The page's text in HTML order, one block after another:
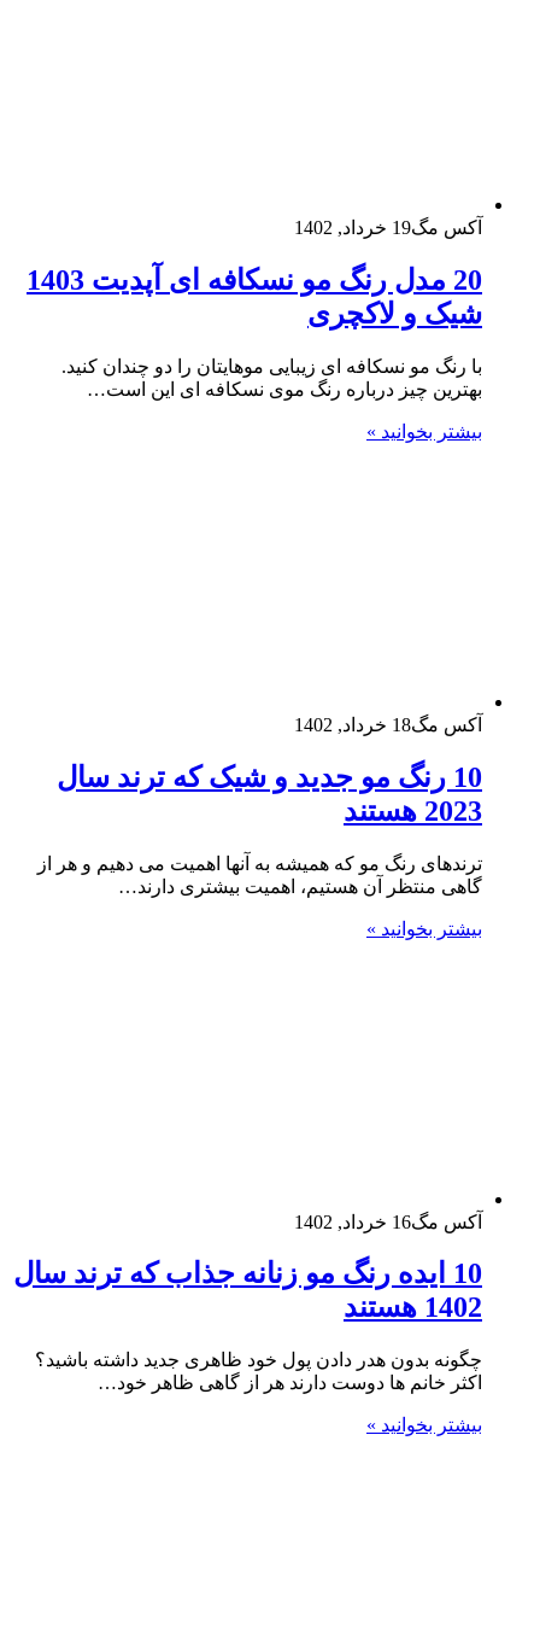
آکس مگ19 خرداد, 1402
20 مدل رنگ مو نسکافه ای آپدیت 1403
شیک و لاکچری
با رنگ مو نسکافه ای زیبایی موهایتان را دو چندان کنید.
بهترین چیز درباره رنگ موی نسکافه ای این است…
بیشتر بخوانید »
آکس مگ18 خرداد, 1402
10 رنگ مو جدید و شیک که ترند سال
2023 هستند
ترندهای رنگ مو که همیشه به آنها اهمیت می دهیم و هر از
گاهی منتظر آن هستیم، اهمیت بیشتری دارند…
بیشتر بخوانید »
آکس مگ16 خرداد, 1402
10 ایده رنگ مو زنانه جذاب که ترند سال
1402 هستند
چگونه بدون هدر دادن پول خود ظاهری جدید داشته باشید؟
اکثر خانم ها دوست دارند هر از گاهی ظاهر خود…
بیشتر بخوانید »